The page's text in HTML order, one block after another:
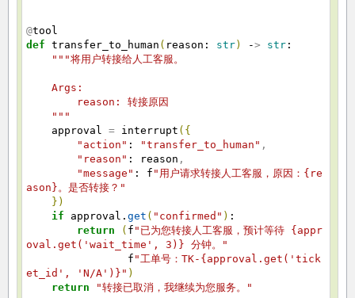
@tool
def transfer_to_human ( reason: str) -> str :
"""将用户转接给人工客服。
Args:
reason: 转接原因
"""
approval = interrupt ( {
"action" : "transfer_to_human" ,
"reason" : reason ,
"message" : f "用户请求转接人工客服，原因：{re
ason}。是否转接？"
} )
if approval. get ( "confirmed" ) :
return
( f "已为您转接人工客服，预计等待 {appr
oval.get('wait_time', 3)} 分钟。"
f "工单号：TK-{approval.get('tick
et_id', 'N/A')}" )
return
"转接已取消，我继续为您服务。"